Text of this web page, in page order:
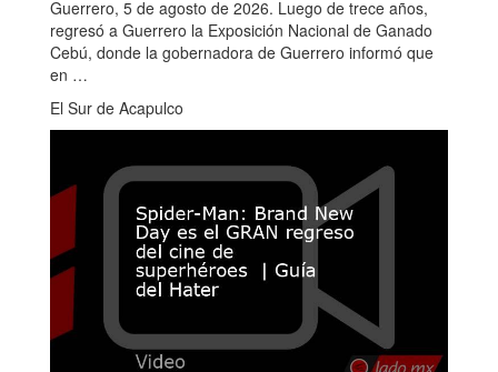
Guerrero, 5 de agosto de 2026. Luego de trece años,
regresó a Guerrero la Exposición Nacional de Ganado
Cebú, donde la gobernadora de Guerrero informó que
en …
El Sur de Acapulco